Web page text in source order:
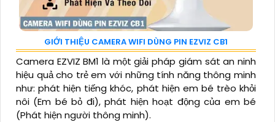
GIỚI THIỆU CAMERA WIFI DÙNG PIN EZVIZ CB1
Camera EZVIZ BM1 là một giải pháp giám sát an ninh
hiệu quả cho trẻ em với những tính năng thông minh
như: phát hiện tiếng khóc, phát hiện em bé trèo khỏi
nôi (Em bé bỏ đi), phát hiện hoạt động của em bé
(Phát hiện người thông minh).